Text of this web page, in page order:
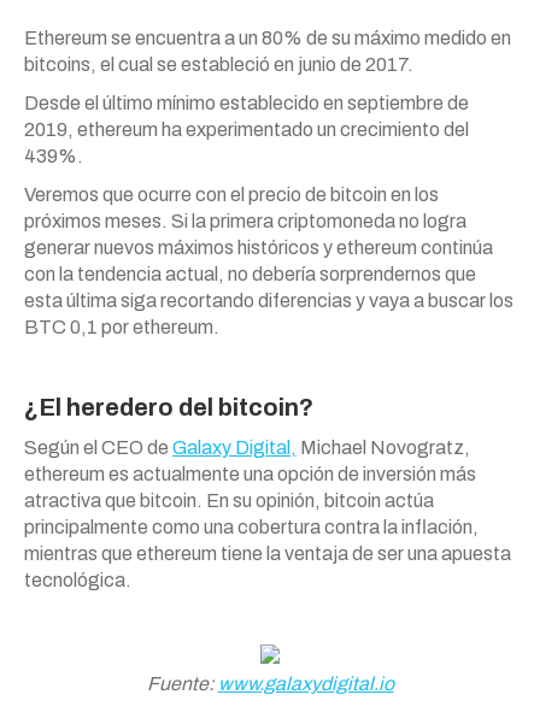
Ethereum se encuentra a un 80% de su máximo medido en
bitcoins, el cual se estableció en junio de 2017.
Desde el último mínimo establecido en septiembre de
2019, ethereum ha experimentado un crecimiento del
439%.
Veremos que ocurre con el precio de bitcoin en los
próximos meses. Si la primera criptomoneda no logra
generar nuevos máximos históricos y ethereum continúa
con la tendencia actual, no debería sorprendernos que
esta última siga recortando diferencias y vaya a buscar los
BTC 0,1 por ethereum.
¿El heredero del bitcoin?
Según el CEO de Galaxy Digital, Michael Novogratz,
ethereum es actualmente una opción de inversión más
atractiva que bitcoin. En su opinión, bitcoin actúa
principalmente como una cobertura contra la inflación,
mientras que ethereum tiene la ventaja de ser una apuesta
tecnológica.
Fuente: www.galaxydigital.io